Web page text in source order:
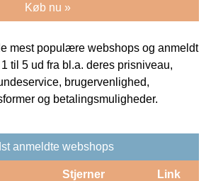
Køb nu »
mest populære webshops og anmeldt
til 5 ud fra bl.a. deres prisniveau,
brugervenlighed,
og betalingsmuligheder.
anmeldte webshops
Stjerner Link